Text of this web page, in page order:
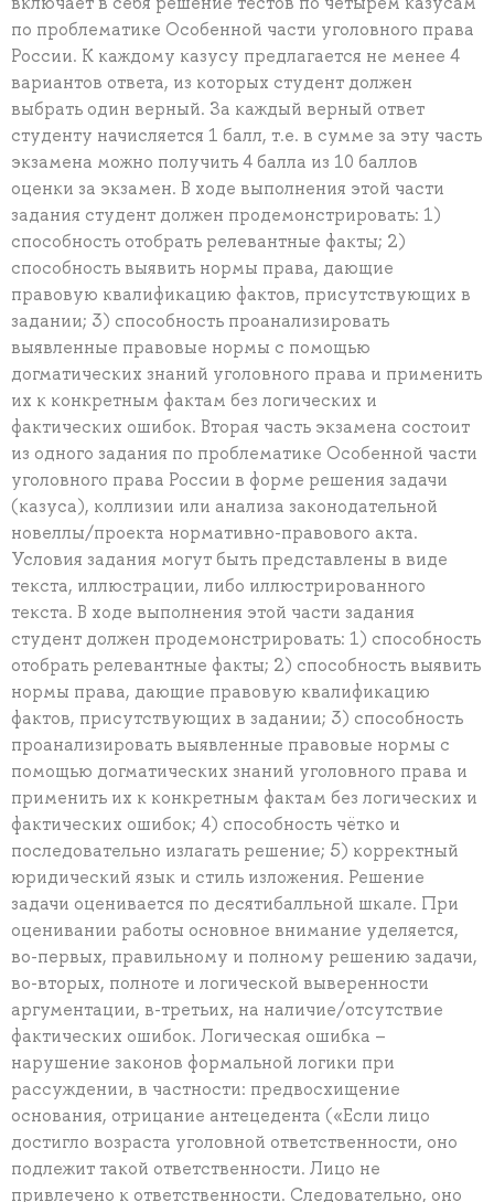
по проблематике Особенной части уголовного права
России. К каждому казусу предлагается не менее 4
вариантов ответа, из которых студент должен
выбрать один верный. За каждый верный ответ
студенту начисляется 1 балл, т.е. в сумме за эту часть
экзамена можно получить 4 балла из 10 баллов
оценки за экзамен. В ходе выполнения этой части
задания студент должен продемонстрировать: 1)
способность отобрать релевантные факты; 2)
способность выявить нормы права, дающие
правовую квалификацию фактов, присутствующих в
задании; 3) способность проанализировать
выявленные правовые нормы с помощью
догматических знаний уголовного права и применить
их к конкретным фактам без логических и
фактических ошибок. Вторая часть экзамена состоит
из одного задания по проблематике Особенной части
уголовного права России в форме решения задачи
(казуса), коллизии или анализа законодательной
новеллы/проекта нормативно-правового акта.
Условия задания могут быть представлены в виде
текста, иллюстрации, либо иллюстрированного
текста. В ходе выполнения этой части задания
студент должен продемонстрировать: 1) способность
отобрать релевантные факты; 2) способность выявить
нормы права, дающие правовую квалификацию
фактов, присутствующих в задании; 3) способность
проанализировать выявленные правовые нормы с
помощью догматических знаний уголовного права и
применить их к конкретным фактам без логических и
фактических ошибок; 4) способность чётко и
последовательно излагать решение; 5) корректный
юридический язык и стиль изложения. Решение
задачи оценивается по десятибалльной шкале. При
оценивании работы основное внимание уделяется,
во-первых, правильному и полному решению задачи,
во-вторых, полноте и логической выверенности
аргументации, в-третьих, на наличие/отсутствие
фактических ошибок. Логическая ошибка –
нарушение законов формальной логики при
рассуждении, в частности: предвосхищение
основания, отрицание антецедента («Если лицо
достигло возраста уголовной ответственности, оно
подлежит такой ответственности. Лицо не
привлечено к ответственности. Следовательно, оно